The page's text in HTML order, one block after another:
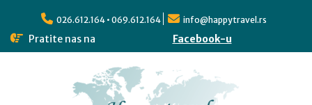
026.612.164 • 069.612.164 info@happytravel.rs
Pratite nas na Facebook-u